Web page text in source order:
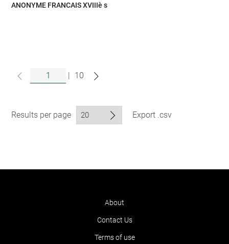
ANONYME FRANCAIS XVIIIè s
| 10
Results per page Export .csv
About
Contact Us
Terms of use